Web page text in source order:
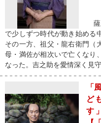
薩
で少しずつ時代が動き始める
その一方、祖父・龍右衛門（
母・満佐が相次いで亡くなり
なった。吉之助を愛情深く見
「
ど
す